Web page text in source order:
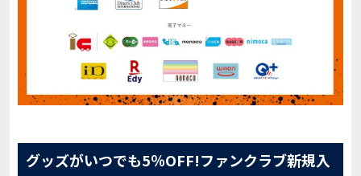
グッズがいつでも5％OFF!ファンクラブ新規入